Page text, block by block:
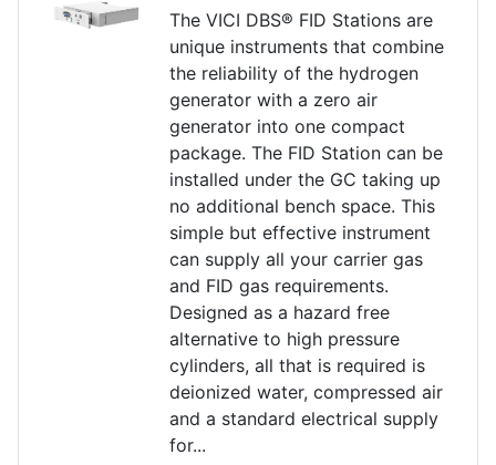
The VICI DBS® FID Stations are
unique instruments that combine
the reliability of the hydrogen
generator with a zero air
generator into one compact
package. The FID Station can be
installed under the GC taking up
no additional bench space. This
simple but effective instrument
can supply all your carrier gas
and FID gas requirements.
Designed as a hazard free
alternative to high pressure
cylinders, all that is required is
deionized water, compressed air
and a standard electrical supply
for...